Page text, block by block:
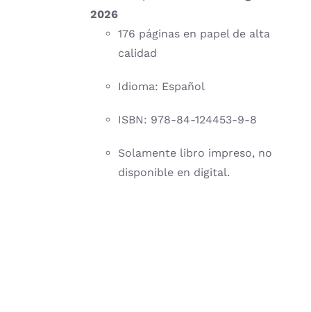
2026
176 páginas en papel de alta
calidad
Idioma: Español
ISBN: 978-84-124453-9-8
Solamente libro impreso, no
disponible en digital.